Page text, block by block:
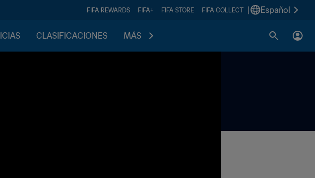
FIFA REWARDS FIFA+ FIFA STORE FIFA COLLECT Español
CLASIFICACIONES MÁS